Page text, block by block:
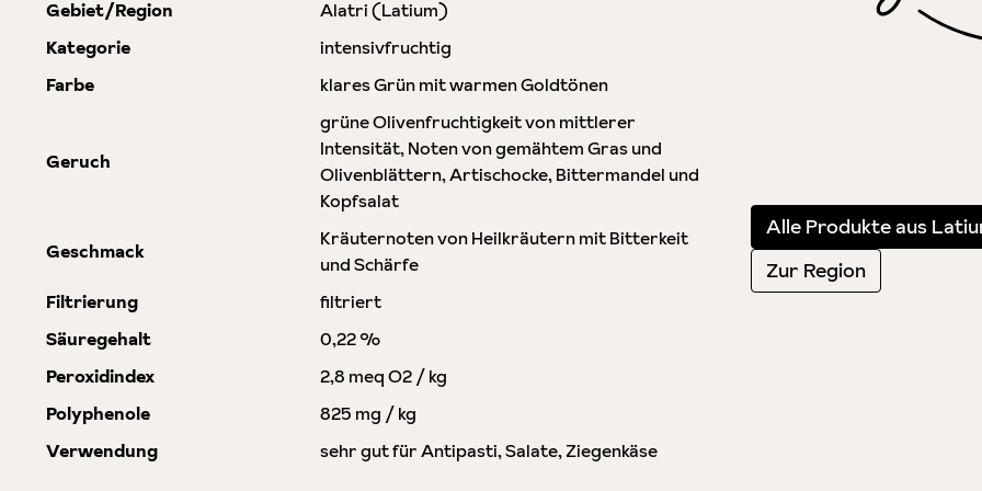
Gebiet/Region
Alatri (Latium)
Kategorie
intensivfruchtig
Farbe
klares Grün mit warmen Goldtönen
Geruch
grüne Olivenfruchtigkeit von mittlerer
Intensität, Noten von gemähtem Gras und
Olivenblättern, Artischocke, Bittermandel und
Kopfsalat
Geschmack
Kräuternoten von Heilkräutern mit Bitterkeit
und Schärfe
Filtrierung
filtriert
Säuregehalt
0,22 %
Peroxidindex
2,8 meq O2 / kg
Polyphenole
825 mg / kg
Verwendung
sehr gut für Antipasti, Salate, Ziegenkäse
Zur Region
Alle Produkte aus